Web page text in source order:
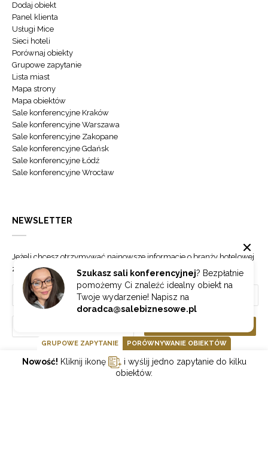
Szukasz sali konferencyjnej? Bezpłatnie
pomożemy Ci znaleźć idealny obiekt na
Twoje wydarzenie! Napisz na
doradca@salebiznesowe.pl
Dodaj obiekt
Panel klienta
Usługi Mice
Sieci hoteli
Porównaj obiekty
Grupowe zapytanie
Lista miast
Mapa strony
Mapa obiektów
Sale konferencyjne Kraków
Sale konferencyjne Warszawa
Sale konferencyjne Zakopane
Sale konferencyjne Gdańsk
Sale konferencyjne Łódź
Sale konferencyjne Wrocław
NEWSLETTER
Jeżeli chcesz otrzymywać najnowsze informacje o branży hotelowej
zapisz się do naszego newslettera.
GOONLINE.PL SPÓŁKA Z OGRANICZONĄ ODPOWIEDZIALNOŚCIĄ SP.K.
GRUPOWE ZAPYTANIE PORÓWNYWANIE OBIEKTÓW
Nowość! Kliknij ikonę
i wyślij jedno zapytanie do kilku
obiektów.